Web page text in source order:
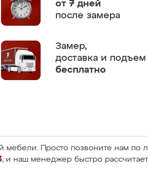
от 7 дней
после замера
Замер,
доставка и подъем
бесплатно
мебели. Просто позвоните нам по
, и наш менеджер быстро